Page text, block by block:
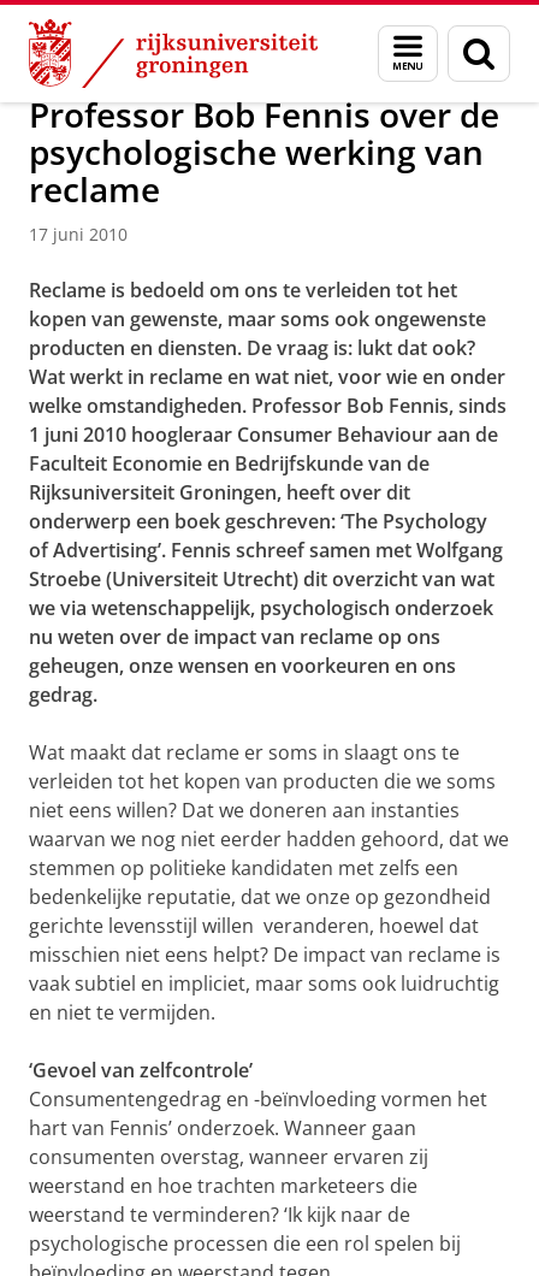
Skip
Content
Skip
Navigation
Menu
en
zoeken
Over ons Actueel Nieuws Nieuwsberichten
Professor Bob Fennis over de
psychologische werking van
reclame
17 juni 2010
Reclame is bedoeld om ons te verleiden tot het
kopen van gewenste, maar soms ook ongewenste
producten en diensten. De vraag is: lukt dat ook?
Wat werkt in reclame en wat niet, voor wie en onder
welke omstandigheden. Professor Bob Fennis, sinds
1 juni 2010 hoogleraar Consumer Behaviour aan de
Faculteit Economie en Bedrijfskunde van de
Rijksuniversiteit Groningen, heeft over dit
onderwerp een boek geschreven: ‘The Psychology
of Advertising’. Fennis schreef samen met Wolfgang
Stroebe (Universiteit Utrecht) dit overzicht van wat
we via wetenschappelijk, psychologisch onderzoek
nu weten over de impact van reclame op ons
geheugen, onze wensen en voorkeuren en ons
gedrag.
Wat maakt dat reclame er soms in slaagt ons te
verleiden tot het kopen van producten die we soms
niet eens willen? Dat we doneren aan instanties
waarvan we nog niet eerder hadden gehoord, dat we
stemmen op politieke kandidaten met zelfs een
bedenkelijke reputatie, dat we onze op gezondheid
gerichte levensstijl willen veranderen, hoewel dat
misschien niet eens helpt? De impact van reclame is
vaak subtiel en impliciet, maar soms ook luidruchtig
en niet te vermijden.
‘Gevoel van zelfcontrole’
Consumentengedrag en -beïnvloeding vormen het
hart van Fennis’ onderzoek. Wanneer gaan
consumenten overstag, wanneer ervaren zij
weerstand en hoe trachten marketeers die
weerstand te verminderen? ‘Ik kijk naar de
psychologische processen die een rol spelen bij